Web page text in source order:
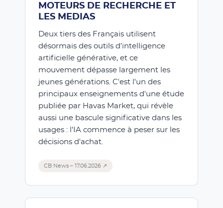
MOTEURS DE RECHERCHE ET
LES MEDIAS
Deux tiers des Français utilisent
désormais des outils d'intelligence
artificielle générative, et ce
mouvement dépasse largement les
jeunes générations. C'est l'un des
principaux enseignements d'une étude
publiée par Havas Market, qui révèle
aussi une bascule significative dans les
usages : l'IA commence à peser sur les
décisions d'achat.
CB News – 17.06.2026 ↗